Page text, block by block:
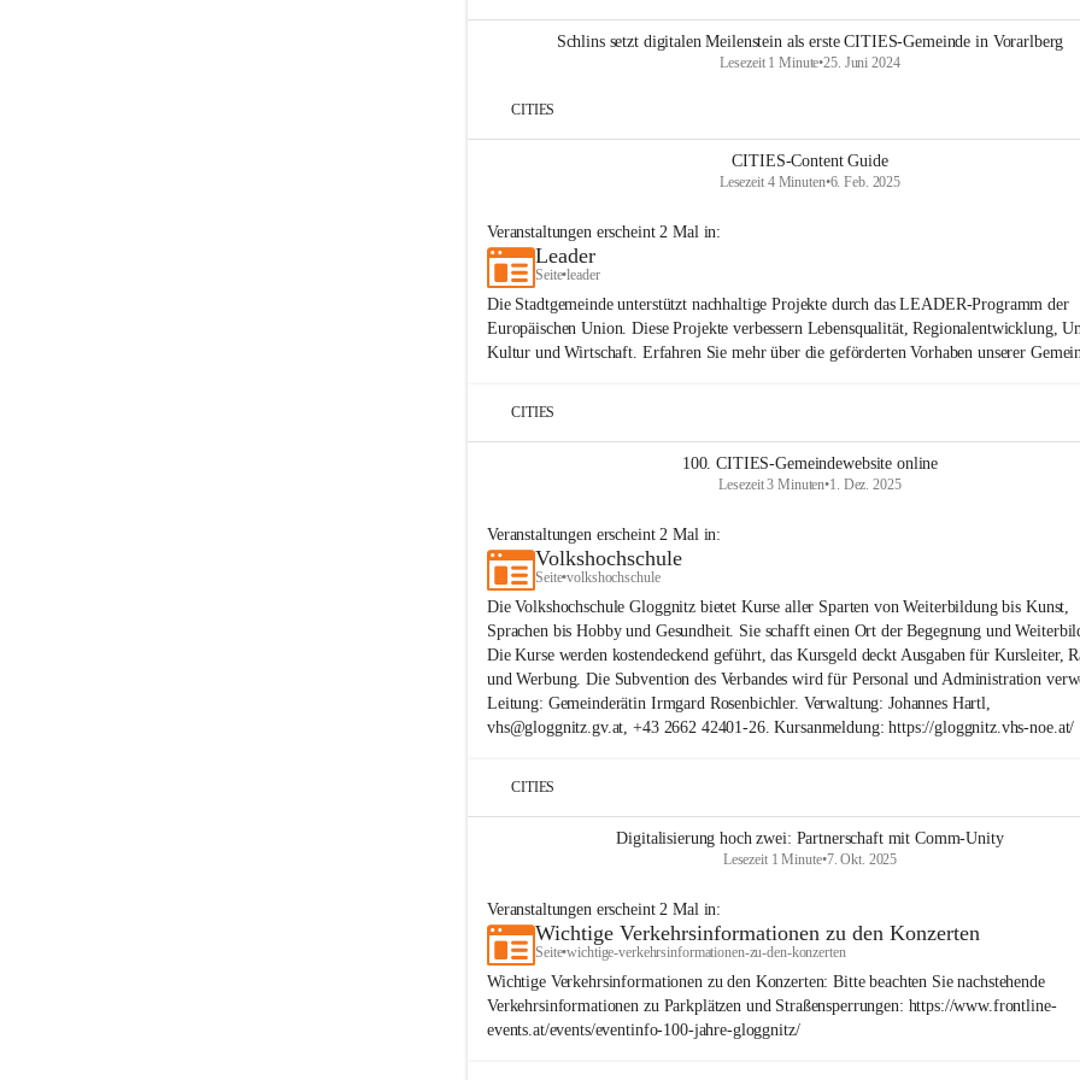
Schlins setzt digitalen Meilenstein als erste CITIES-Gemeinde in Vorarlberg
Lesezeit 1 Minute•25. Juni 2024
CITIES
CITIES-Content Guide
Lesezeit 4 Minuten•6. Feb. 2025
Veranstaltungenerscheint2 Mal in:
Leader
Seite•leader
Die Stadtgemeinde unterstützt nachhaltige Projekte durch das LEADER-Programm der
Europäischen Union. Diese Projekte verbessern Lebensqualität, Regionalentwicklung,
Kultur und Wirtschaft. Erfahren Sie mehr über die geförderten Vorhaben unserer
CITIES
100. CITIES-Gemeindewebsite online
Lesezeit 3 Minuten•1. Dez. 2025
Veranstaltungenerscheint2 Mal in:
Volkshochschule
Seite•volkshochschule
Die Volkshochschule Gloggnitz bietet Kurse aller Sparten von Weiterbildung bis Kunst,
Sprachen bis Hobby und Gesundheit. Sie schafft einen Ort der Begegnung und
Die Kurse werden kostendeckend geführt, das Kursgeld deckt Ausgaben für Kursleiter,
und Werbung. Die Subvention des Verbandes wird für Personal und Administration
Leitung: Gemeinderätin Irmgard Rosenbichler. Verwaltung: Johannes Hartl,
vhs@gloggnitz.gv.at, +43 2662 42401-26. Kursanmeldung: https://gloggnitz.vhs-noe.at/
CITIES
Digitalisierung hoch zwei: Partnerschaft mit Comm-Unity
Lesezeit 1 Minute•7. Okt. 2025
Veranstaltungenerscheint2 Mal in:
Wichtige Verkehrsinformationen zu den Konzerten
Seite•wichtige-verkehrsinformationen-zu-den-konzerten
Wichtige Verkehrsinformationen zu den Konzerten: Bitte beachten Sie nachstehende
Verkehrsinformationen zu Parkplätzen und Straßensperrungen: https://www.frontline-
events.at/events/eventinfo-100-jahre-gloggnitz/